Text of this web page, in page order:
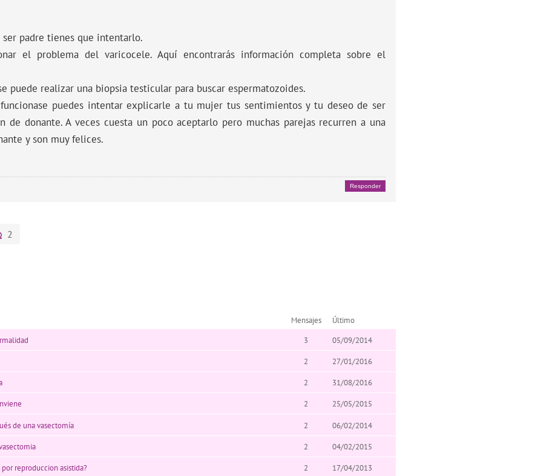
padre tienes que intentarlo.
el problema del varicocele. Aquí encontrarás información completa sobre el
puede realizar una biopsia testicular para buscar espermatozoides.
puedes intentar explicarle a tu mujer tus sentimientos y tu deseo de ser
de donante. A veces cuesta un poco aceptarlo pero muchas parejas recurren a una
y son muy felices.
Responder
2
Mensajes
Último
3 05/09/2014
2 27/01/2016
2 31/08/2016
2 25/05/2015
de una vasectomía 2 06/02/2014
2 04/02/2015
reproduccion asistida? 2 17/04/2013